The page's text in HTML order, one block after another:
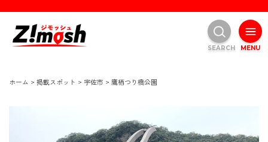
ホーム > 掲載スポット > 宇佐市 > 鷹栖つり橋公園
MENU
SEARCH